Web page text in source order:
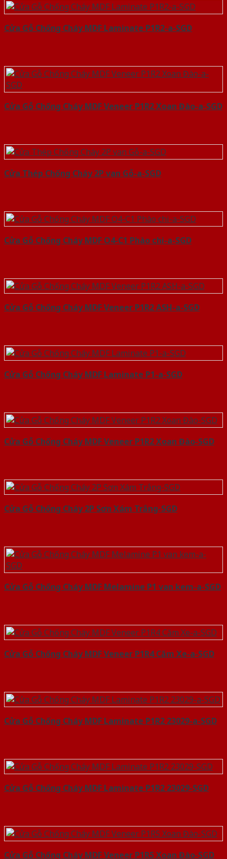
Cửa Gỗ Chống Cháy MDF Laminate P1R2-a-SGD
Cửa Gỗ Chống Cháy MDF Veneer P1R2 Xoan Đào-a-SGD
Cửa Thép Chống Cháy 2P van Gỗ-a-SGD
Cửa Gỗ Chống Cháy MDF O4-C1 Phào chi-a-SGD
Cửa Gỗ Chống Cháy MDF Veneer P1R2 ASH-a-SGD
Cửa Gỗ Chống Cháy MDF Laminate P1-a-SGD
Cửa Gỗ Chống Cháy MDF Veneer P1R2 Xoan Đào-SGD
Cửa Gỗ Chống Cháy 2P Sơn Xám Trắng-SGD
Cửa Gỗ Chống Cháy MDF Melamine P1 van kem-a-SGD
Cửa Gỗ Chống Cháy MDF Veneer P1R4 Căm Xe-a-SGD
Cửa Gỗ Chống Cháy MDF Laminate P1R2 23029-a-SGD
Cửa Gỗ Chống Cháy MDF Laminate P1R2 23029-SGD
Cửa Gỗ Chống Cháy MDF Veneer P1R5 Xoan Đào-SGD